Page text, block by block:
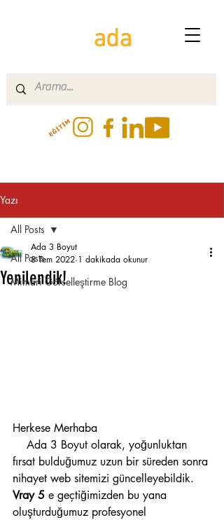
ada
Yazı
All Posts
Mimari Görselleştirme Blog
All Posts
Yenilendik!
Ada 3 Boyut
8 Tem 2022 1 dakikada okunur
Herkese Merhaba
fırsat bulduğumuz uzun bir süreden sonra
nihayet web sitemizi güncelleyebildik.
Vray 5 e geçtiğimizden bu yana
oluşturduğumuz profesyonel